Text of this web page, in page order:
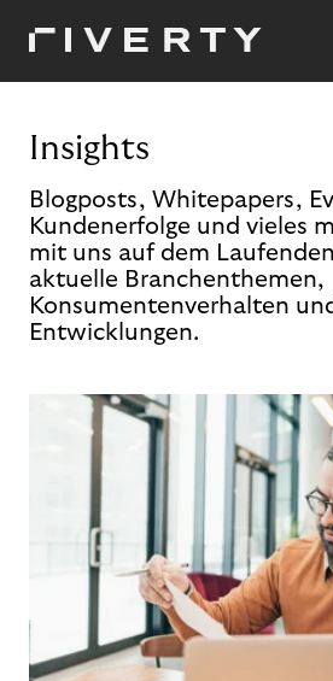
Insights
Blogposts, Whitepapers,
Kundenerfolge und vieles
mit uns auf dem
aktuelle Branchenthemen,
Konsumentenverhalten
Entwicklungen.